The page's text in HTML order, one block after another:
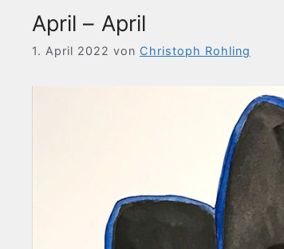
April – April
1. April 2022 von Christoph Rohling